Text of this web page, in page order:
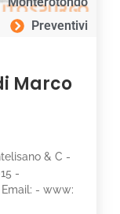
Preventivi
Marco
& C -
-
- www: